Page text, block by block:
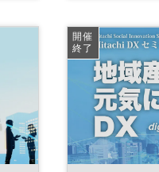
生産性向上
日経産業新聞フ
開催
終了